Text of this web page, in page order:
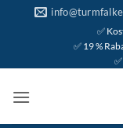
✅
✅ 19 %